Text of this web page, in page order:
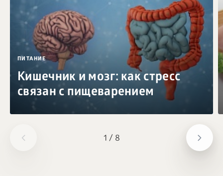
1 / 8
ПИТАНИЕ
Кишечник и мозг: как стресс
связан с пищеварением